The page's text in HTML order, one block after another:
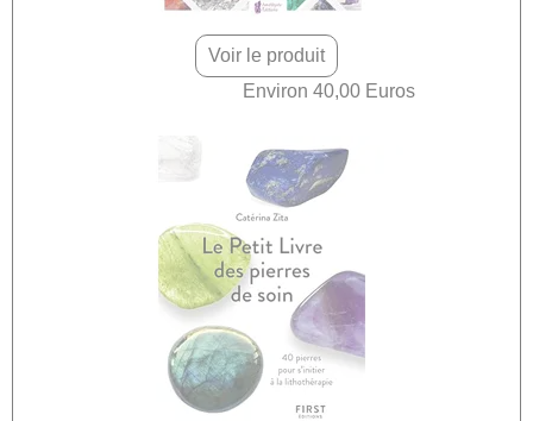
Voir le produit
Environ 40,00 Euros